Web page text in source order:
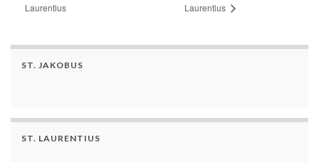
Laurentius
Laurentius
ST. JAKOBUS
ST. LAURENTIUS